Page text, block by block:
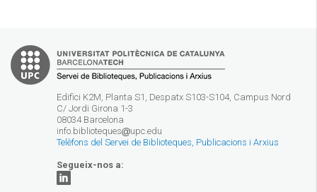
Edifici K2M, Planta S1, Despatx S103-S104, Campus Nord
C/ Jordi Girona 1-3
08034 Barcelona
info.biblioteques
upc.edu
Telèfons del Servei de Biblioteques, Publicacions i Arxius
Segueix-nos a: